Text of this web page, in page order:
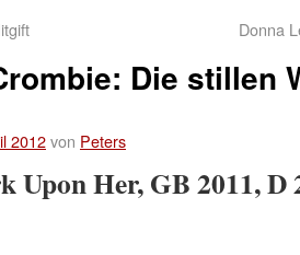
Donna
Die stillen
2012von Peters
Upon Her, GB 2011, D